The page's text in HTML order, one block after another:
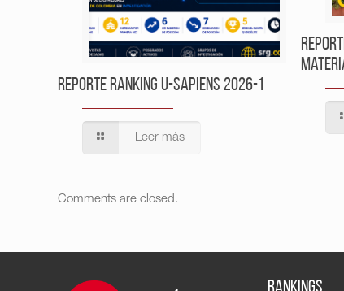
Reporte Ranking U-Sapiens 2026-1
Leer más
Comments are closed.